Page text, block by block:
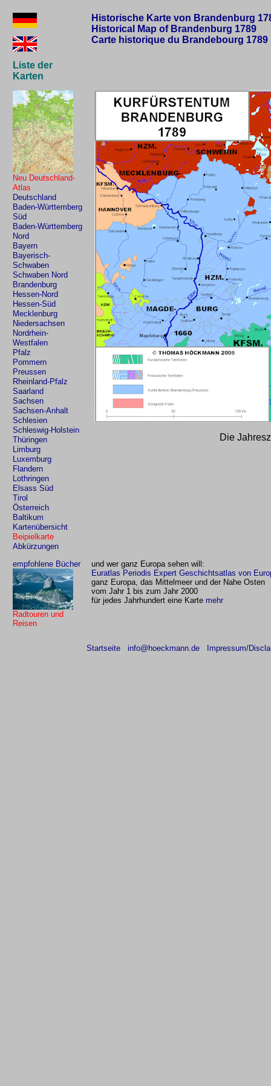
Historische Karte von Brandenburg
Historical Map of Brandenburg 1789
Carte historique du Brandebourg 1789
Liste der
Karten
Neu Deutschland-
Atlas
Deutschland
Baden-Württemberg
Süd
Baden-Württemberg
Nord
Bayern
Bayerisch-
Schwaben
Schwaben Nord
Brandenburg
Hessen-Nord
Hessen-Süd
Mecklenburg
Niedersachsen
Nordrhein-
Westfalen
Pfalz
Pommern
Preussen
Rheinland-Pfalz
Saarland
Sachsen
Sachsen-Anhalt
Schlesien
Schleswig-Holstein
Thüringen
Limburg
Luxemburg
Flandern
Lothringen
Elsass Süd
Tirol
Österreich
Baltikum
Kartenübersicht
Beipielkarte
Abkürzungen
Die
empfohlene Bücher
Radtouren und
Reisen
und wer ganz Europa sehen will:
Euratlas Periodis Expert Geschichtsatlas von
ganz Europa, das Mittelmeer und der Nahe Osten
vom Jahr 1 bis zum Jahr 2000
für jedes Jahrhundert eine Karte mehr
Startseite info@hoeckmann.de Impressum/